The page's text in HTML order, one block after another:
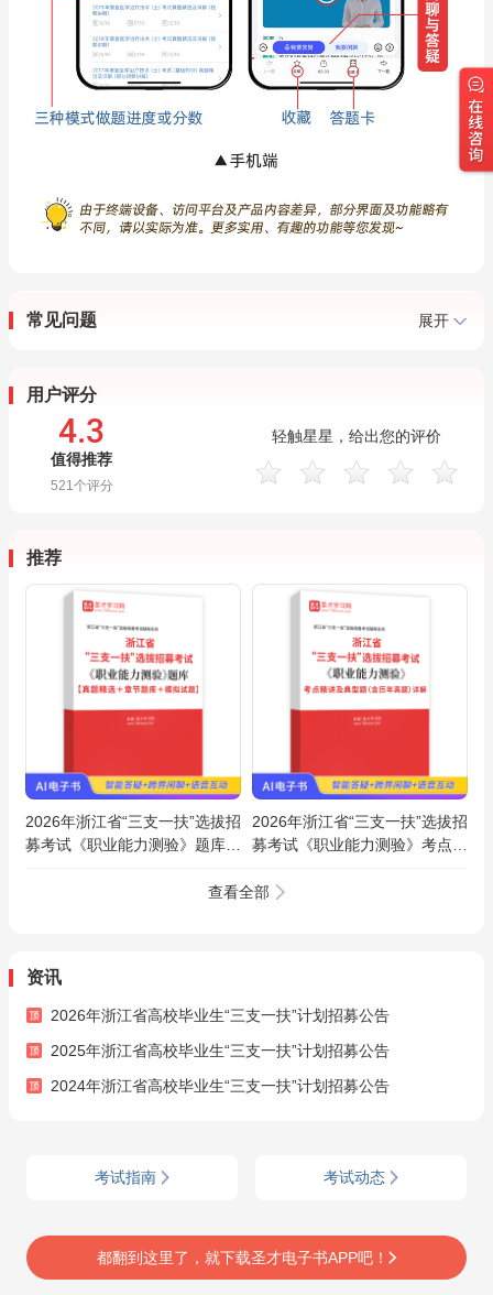
常见问题 展开
用户评分
4.3
值得推荐
521 个评分
轻触星星，给出您的评价
推荐
2026年浙江省“三支一扶”选拔招
募考试《职业能力测验》题库
2026年浙江省“三支一扶”选拔招
募考试《职业能力测验》考点精
解
查看全部
资讯
2026年浙江省高校毕业生“三支一扶”计划招募公告
2025年浙江省高校毕业生“三支一扶”计划招募公告
2024年浙江省高校毕业生“三支一扶”计划招募公告
考试指南 考试动态
都翻到这里了，就下载圣才电子书APP吧！